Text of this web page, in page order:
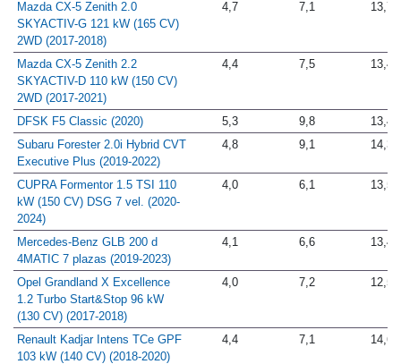
Mazda CX-5 Zenith 2.0
SKYACTIV-G 121 kW (165 CV)
2WD (2017-2018)
4,7 7,1 13,7
Mazda CX-5 Zenith 2.2
SKYACTIV-D 110 kW (150 CV)
2WD (2017-2021)
4,4 7,5 13,4
DFSK F5 Classic (2020) 5,3 9,8
13,4
Subaru Forester 2.0i Hybrid CVT
Executive Plus (2019-2022)
4,8 9,1 14,3
CUPRA Formentor 1.5 TSI 110
kW (150 CV) DSG 7 vel. (2020-
2024)
4,0 6,1 13,5
Mercedes-Benz GLB 200 d
4MATIC 7 plazas (2019-2023)
4,1 6,6 13,4
Opel Grandland X Excellence
1.2 Turbo Start&Stop 96 kW
(130 CV) (2017-2018)
4,0 7,2 12,5
Renault Kadjar Intens TCe GPF
103 kW (140 CV) (2018-2020)
4,4 7,1 14,6